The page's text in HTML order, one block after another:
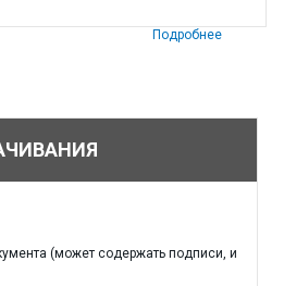
Подробнее
(может содержать подписи, и